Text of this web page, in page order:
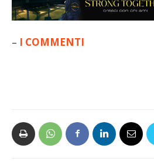
– I COMMENTI